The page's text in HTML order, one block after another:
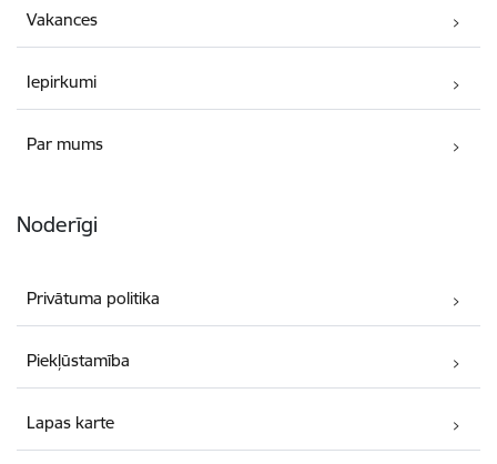
Vakances
Iepirkumi
Par mums
Noderīgi
Privātuma politika
Piekļūstamība
Lapas karte